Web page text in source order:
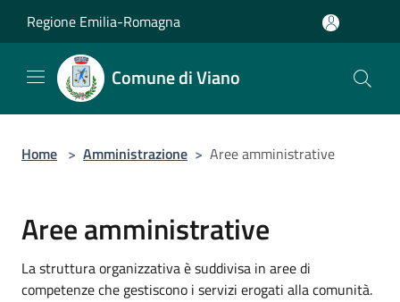
Regione Emilia-Romagna
Comune di Viano
Home > Amministrazione > Aree amministrative
Aree amministrative
La struttura organizzativa è suddivisa in aree di
competenze che gestiscono i servizi erogati alla comunità.